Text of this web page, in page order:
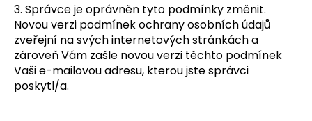
3. Správce je oprávněn tyto podmínky změnit.
Novou verzi podmínek ochrany osobních údajů
zveřejní na svých internetových stránkách a
zároveň Vám zašle novou verzi těchto podmínek
Vaši e-mailovou adresu, kterou jste správci
poskytl/a.